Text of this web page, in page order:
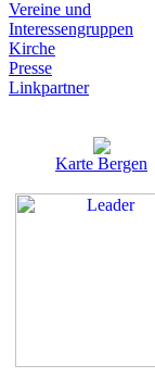
Vereine und
Interessen­gruppen
Kirche
Presse
Linkpartner
Karte Bergen